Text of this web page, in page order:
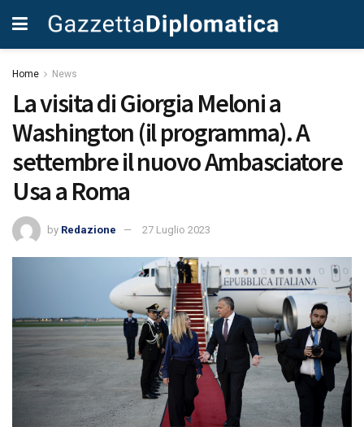
Home News
La visita di Giorgia Meloni a
Washington (il programma). A
settembre il nuovo Ambasciatore
Usa a Roma
by Redazione 27 Luglio 2023